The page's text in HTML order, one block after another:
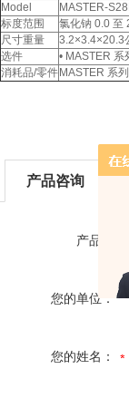
Model MASTER-
标度范围
氯化钠 0.0 至
尺寸重量
3.2×3.4×20.3
选件
• MASTER
消耗品/零件 MASTER 系
产品咨询
产品：
您的单位：
您的姓名：